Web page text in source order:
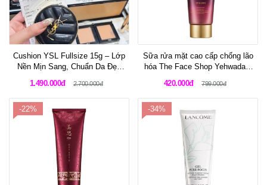
Cushion YSL Fullsize 15g – Lớp
Nền Mịn Sang, Chuẩn Da Đẹp
1.490.000đ 2.700.000đ
Sữa rửa mặt cao cấp chống lão
hóa The Face Shop Yehwadam
Foaming Cleanser 150ml
420.000đ 799.000đ
-22% -34%